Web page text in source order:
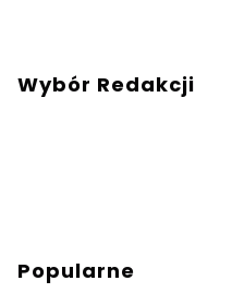
Wybór Redakcji
Popularne